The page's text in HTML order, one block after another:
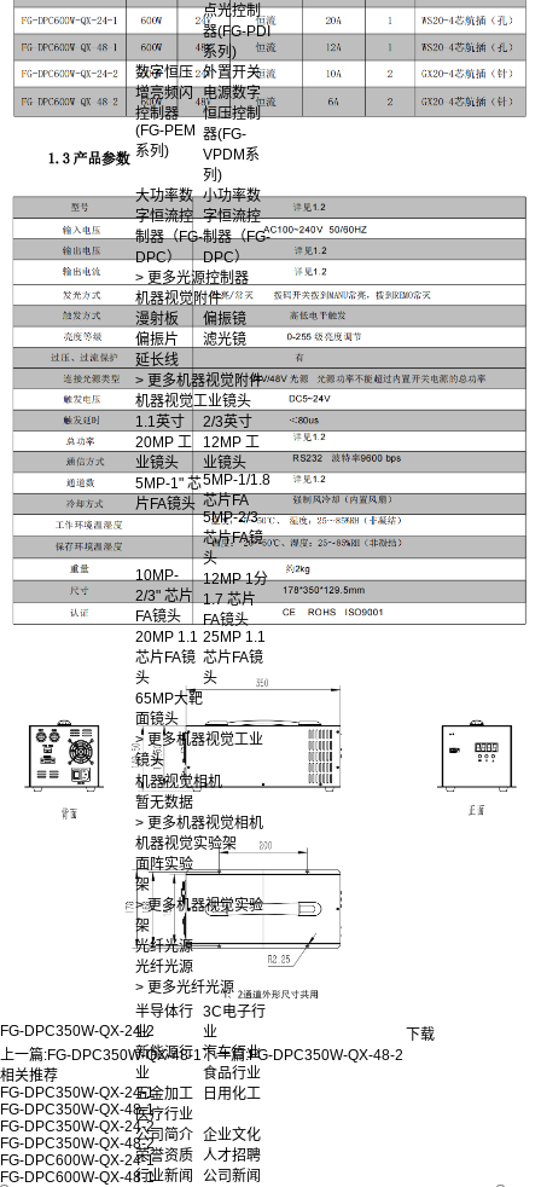
点光控制
器(FG-PDI
系列)
数字恒压
增亮频闪
控制器
(FG-PEM
系列)
外置开关
电源数字
恒压控制
器(FG-
VPDM系
列)
大功率数
字恒流控
制器（FG-
DPC）
小功率数
字恒流控
制器（FG-
DPC）
> 更多光源控制器
机器视觉附件
漫射板
偏振镜
偏振片
滤光镜
延长线
> 更多机器视觉附件
机器视觉工业镜头
1.1英寸
20MP 工
业镜头
2/3英寸
12MP 工
业镜头
5MP-1" 芯
片FA镜头
5MP-1/1.8
芯片FA
5MP-2/3
芯片FA镜
头
10MP-
2/3" 芯片
FA镜头
12MP 1分
1.7 芯片
FA镜头
20MP 1.1
芯片FA镜
头
25MP 1.1
芯片FA镜
头
65MP大靶
面镜头
> 更多机器视觉工业
镜头
机器视觉相机
暂无数据
> 更多机器视觉相机
机器视觉实验架
面阵实验
架
> 更多机器视觉实验
架
光纤光源
光纤光源
> 更多光纤光源
半导体行
业
3C电子行
业
新能源行
业
汽车行业
食品行业
五金加工
日用化工
医疗行业
公司简介 企业文化
荣誉资质 人才招聘
行业新闻
公司新闻
FG-DPC350W-QX-24-2
下载
上一篇:FG-DPC350W-QX-48-1下一篇:FG-DPC350W-QX-48-2
相关推荐
FG-DPC350W-QX-24-1
FG-DPC350W-QX-48-1
FG-DPC350W-QX-24-2
FG-DPC350W-QX-48-2
FG-DPC600W-QX-24-1
FG-DPC600W-QX-48-1